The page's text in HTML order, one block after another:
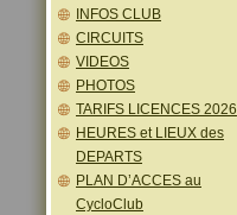
INFOS CLUB
CIRCUITS
VIDEOS
PHOTOS
TARIFS LICENCES 2026
HEURES et LIEUX des
DEPARTS
PLAN D’ACCES au
CycloClub